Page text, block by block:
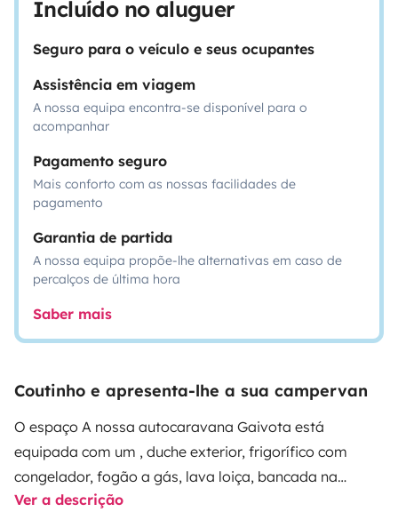
Incluído no aluguer
Seguro para o veículo e seus ocupantes
Assistência em viagem
A nossa equipa encontra-se disponível para o
acompanhar
Pagamento seguro
Mais conforto com as nossas facilidades de
pagamento
Garantia de partida
A nossa equipa propõe-lhe alternativas em caso de
percalços de última hora
Saber mais
Coutinho e apresenta-lhe a sua campervan
O espaço A nossa autocaravana Gaivota está
equipada com um , duche exterior, frigorífico com
congelador, fogão a gás, lava loiça, bancada na
cozinha, rádio com USB, 120 litros para depósito de
Ver a descrição